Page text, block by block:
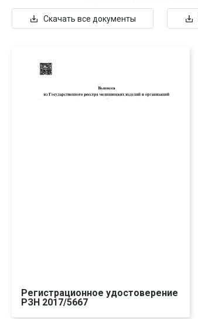
Скачать все документы
Регистрационное удостоверение
РЗН 2017/5667